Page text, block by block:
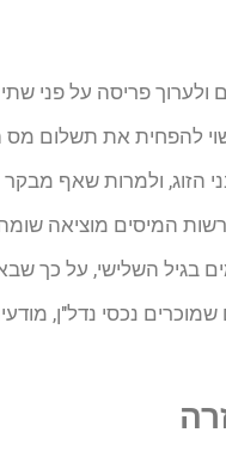
פריסה על פני
– עשוי להפחית את
הזוג, ולמרות שאף
המיסים מוציאה
בגיל השלישי, על כך
נכסי נדל"ן,